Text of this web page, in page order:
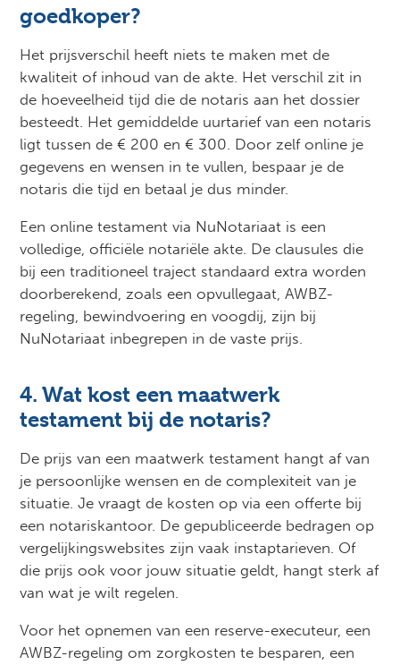
goedkoper?
Het prijsverschil heeft niets te maken met de
kwaliteit of inhoud van de akte. Het verschil zit in
de hoeveelheid tijd die de notaris aan het dossier
besteedt. Het gemiddelde uurtarief van een notaris
ligt tussen de € 200 en € 300. Door zelf online je
gegevens en wensen in te vullen, bespaar je de
notaris die tijd en betaal je dus minder.
Een online testament via NuNotariaat is een
volledige, officiële notariële akte. De clausules die
bij een traditioneel traject standaard extra worden
doorberekend, zoals een opvullegaat, AWBZ-
regeling, bewindvoering en voogdij, zijn bij
NuNotariaat inbegrepen in de vaste prijs.
4. Wat kost een maatwerk
testament bij de notaris?
De prijs van een maatwerk testament hangt af van
je persoonlijke wensen en de complexiteit van je
situatie. Je vraagt de kosten op via een offerte bij
een notariskantoor. De gepubliceerde bedragen op
vergelijkingswebsites zijn vaak instaptarieven. Of
die prijs ook voor jouw situatie geldt, hangt sterk af
van wat je wilt regelen.
Voor het opnemen van een reserve-executeur, een
AWBZ-regeling om zorgkosten te besparen, een